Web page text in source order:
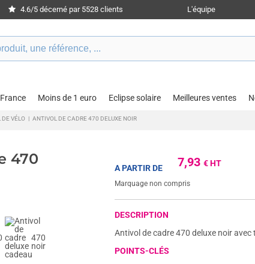
4.6/5 décerné par 5528 clients L'équipe
Moins de 1 euro Eclipse solaire Meilleures ventes
VÉLO | ANTIVOL DE CADRE 470 DELUXE NOIR
470
7,93€ HT
A PARTIR DE
Marquage non compris
DESCRIPTION
Antivol de cadre 470 deluxe noir
POINTS-CLÉS